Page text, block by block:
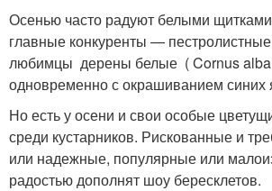
Осенью часто радуют белыми
главные конкуренты —
любимцы дерены белые ( Cornus alba
одновременно с окрашиванием синих
Но есть у осени и свои особые
среди кустарников. Рискованные и
или надежные, популярные или
радостью дополнят шоу бересклетов.